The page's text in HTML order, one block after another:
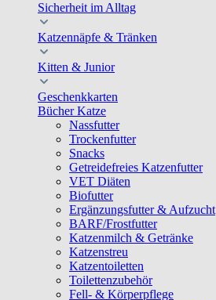
Sicherheit im Alltag
Katzennäpfe & Tränken
Kitten & Junior
Geschenkkarten
Bücher Katze
Nassfutter
Trockenfutter
Snacks
Getreidefreies Katzenfutter
VET Diäten
Biofutter
Ergänzungsfutter & Aufzucht
BARF/Frostfutter
Katzenmilch & Getränke
Katzenstreu
Katzentoiletten
Toilettenzubehör
Fell- & Körperpflege